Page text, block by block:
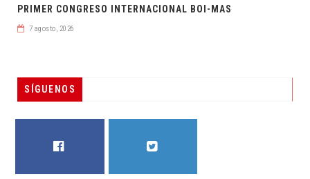
PRIMER CONGRESO INTERNACIONAL BOI-MAS
7 agosto, 2026
SÍGUENOS